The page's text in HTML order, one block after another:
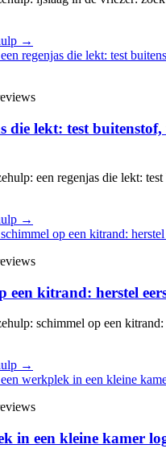
→
die lekt: test buitenstof,
een regenjas die lekt:
→
een kitrand: herstel
schimmel op een kitrand:
→
in een kleine kamer